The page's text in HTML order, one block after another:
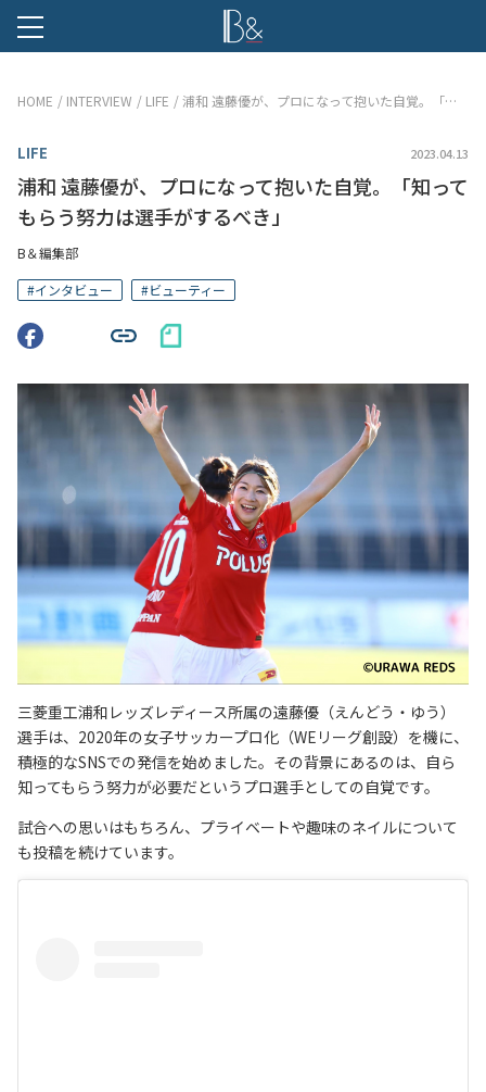
HOME INTERVIEW LIFE 浦和 遠藤優が、プロになって抱いた自覚。「知ってもらう努力は選手がするべき」
LIFE 2023.04.13
浦和 遠藤優が、プロになって抱いた自覚。「知って
もらう努力は選手がするべき」
B＆編集部
#インタビュー #ビューティー
三菱重工浦和レッズレディース所属の遠藤優（えんどう・ゆう）
選手は、2020年の女子サッカープロ化（WEリーグ創設）を機に、
積極的なSNSでの発信を始めました。その背景にあるのは、自ら
知ってもらう努力が必要だというプロ選手としての自覚です。
試合への思いはもちろん、プライベートや趣味のネイルについて
も投稿を続けています。